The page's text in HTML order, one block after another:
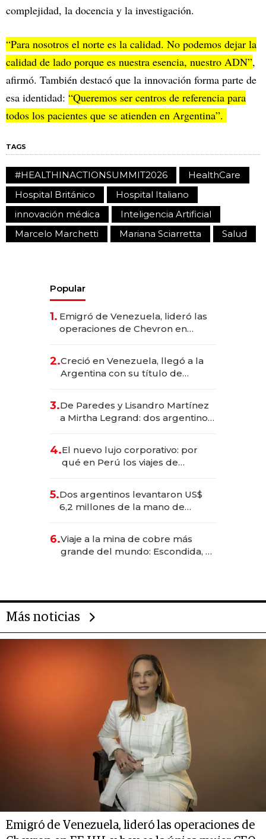
complejidad, la docencia y la investigación.
“Para nosotros el norte es la calidad. No podemos dejar la
calidad de lado porque es nuestra esencia, nuestro ADN”,
afirmó. También destacó que la innovación forma parte de
esa identidad: “Queremos ser centros de referencia para
todos los pacientes que se atienden en Argentina”.
TAGS
#HEALTHINACTIONSUMMIT2026
HealthCare
Hospital Británico
Hospital Italiano
innovación médica
Inteligencia Artificial
Marcelo Marchetti
Mariana Sciarretta Salud
Popular
1. Emigró de Venezuela, lideró las
operaciones de Chevron en
2.Creció en Venezuela, llegó a la
Argentina con su título de
las marcas "fast premium"
3.De Paredes y Lisandro Martínez
a Mirtha Legrand: dos argentinos
4.El nuevo lujo corporativo: por
qué en Perú los viajes de
para convertirse en experiencias
transformadoras
5.Dos argentinos levantaron US$
6,2 millones de la mano de
6.Viaje a la mina de cobre más
grande del mundo: Escondida, el
Más noticias
Emigró de Venezuela, lideró las operaciones de